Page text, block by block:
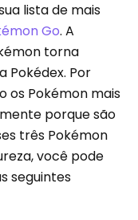
lista de mais
Go. A
torna
Pokédex. Por
os Pokémon mais
porque são
três Pokémon
você pode
seguintes